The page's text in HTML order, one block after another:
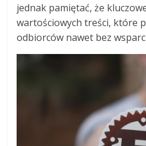
jednak pamiętać, że
wartościowych treści, które
odbiorców nawet bez